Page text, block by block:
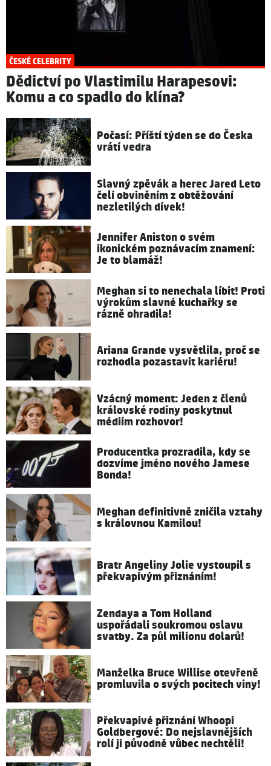
ČESKÉ CELEBRITY
Dědictví po Vlastimilu Harapesovi:
Komu a co spadlo do klína?
Počasí: Příští týden se do Česka
vrátí vedra
Slavný zpěvák a herec Jared Leto
čelí obviněním z obtěžování
nezletilých dívek!
Jennifer Aniston o svém
ikonickém poznávacím znamení:
Je to blamáž!
Meghan si to nenechala líbit! Proti
výrokům slavné kuchařky se
rázně ohradila!
Ariana Grande vysvětlila, proč se
rozhodla pozastavit kariéru!
Vzácný moment: Jeden z členů
královské rodiny poskytnul
médiím rozhovor!
Producentka prozradila, kdy se
dozvíme jméno nového Jamese
Bonda!
Meghan definitivně zničila vztahy
s královnou Kamilou!
Bratr Angeliny Jolie vystoupil s
překvapivým přiznáním!
Zendaya a Tom Holland
uspořádali soukromou oslavu
svatby. Za půl milionu dolarů!
Manželka Bruce Willise otevřeně
promluvila o svých pocitech viny!
Překvapivé přiznání Whoopi
Goldbergové: Do nejslavnějších
rolí ji původně vůbec nechtěli!